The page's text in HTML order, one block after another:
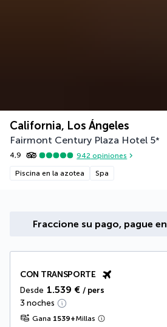
California, Los Ángeles
Fairmont Century Plaza Hotel 5*
4,9 942 opiniones
Piscina en la azotea Spa
Fraccione su pago, pague en
CON TRANSPORTE
Desde 1.539 € / pers
3 noches
Gana 1539+Millas